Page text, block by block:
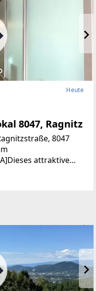
Heute
8047, Ragnitz
8047
attraktive
2000 bietet eine
Unternehmer oder